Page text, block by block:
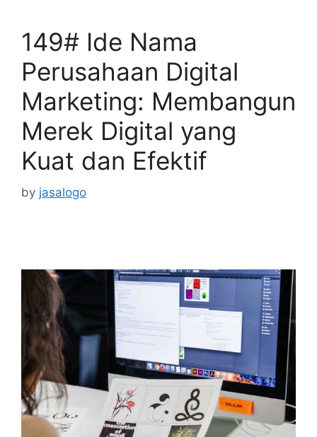
149# Ide Nama
Perusahaan Digital
Marketing: Membangun
Merek Digital yang
Kuat dan Efektif
by jasalogo